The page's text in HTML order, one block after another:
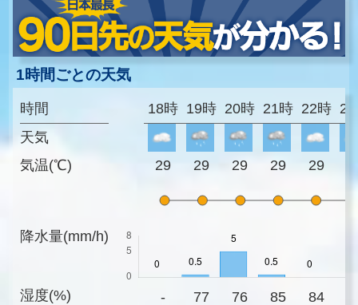
1時間ごとの天気
時間
天気
気温(℃)
降水量(mm/h)
湿度(%)
18時 19時 20時 21時 22時
29 29 29 29 29
- 77 76 85 84